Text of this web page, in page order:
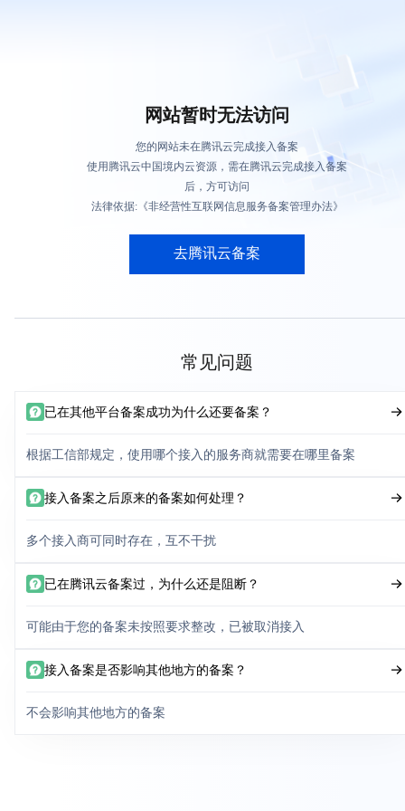
网站暂时无法访问
您的网站未在腾讯云完成接入备案
使用腾讯云中国境内云资源，需在腾讯云完成接入备案
后，方可访问
法律依据:《非经营性互联网信息服务备案管理办法》
去腾讯云备案
常见问题
已在其他平台备案成功为什么还要备案？
根据工信部规定，使用哪个接入的服务商就需要在哪里备案
接入备案之后原来的备案如何处理？
多个接入商可同时存在，互不干扰
已在腾讯云备案过，为什么还是阻断？
可能由于您的备案未按照要求整改，已被取消接入
接入备案是否影响其他地方的备案？
不会影响其他地方的备案